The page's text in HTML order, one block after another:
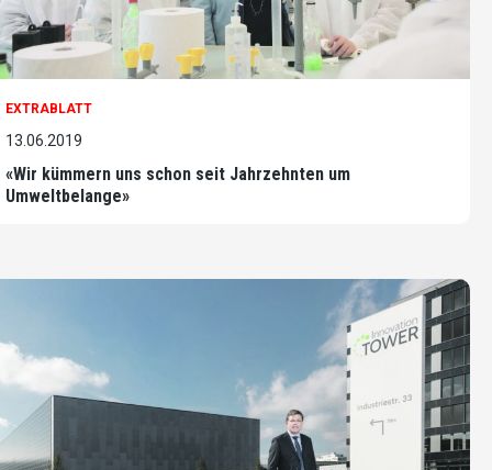
EXTRABLATT
13.06.2019
«Wir kümmern uns schon seit Jahrzehnten um
Umweltbelange»